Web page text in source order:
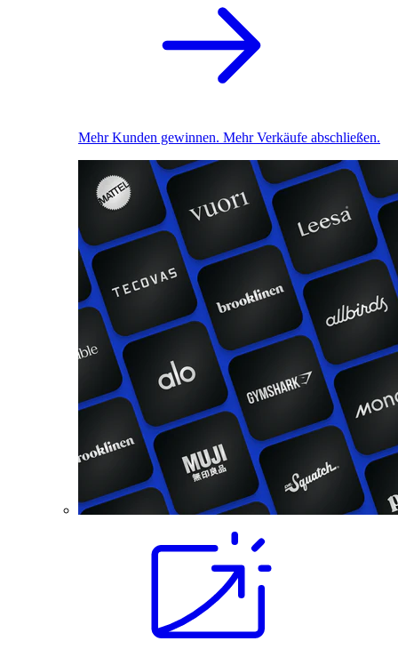
Mehr Kunden gewinnen. Mehr Verkäufe abschließen.